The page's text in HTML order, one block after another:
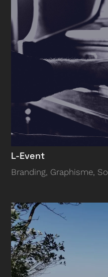
L-Event
Branding, Graphisme,